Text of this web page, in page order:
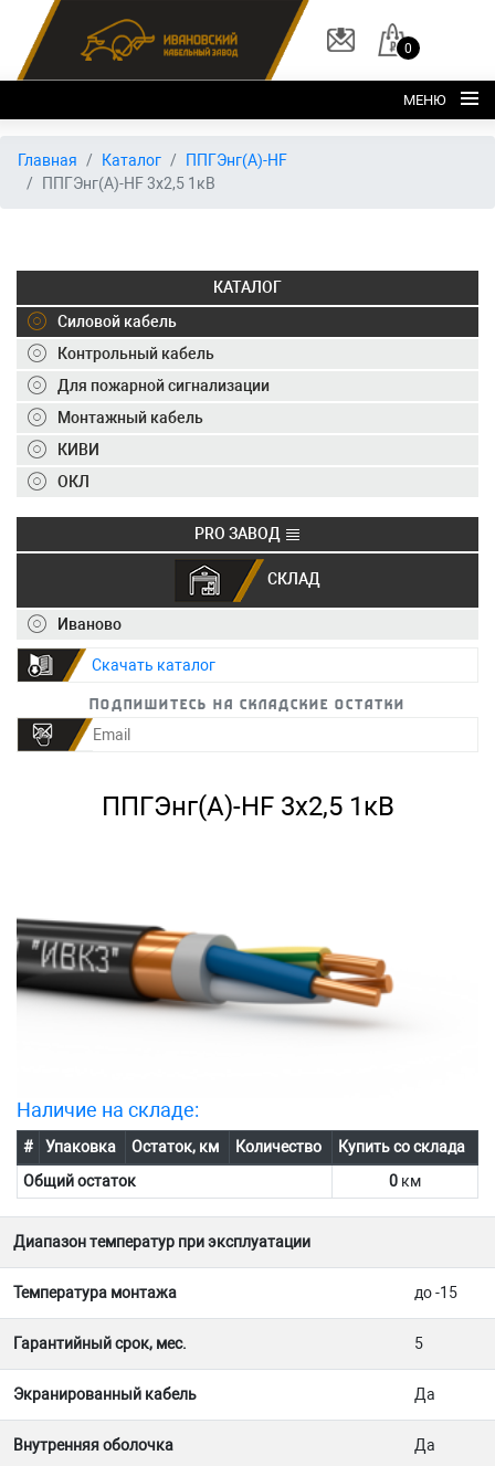
0
МЕНЮ
Главная
О заводе
Склад
ОКЛ
Вакансии
Контакты
+7 (495) 150-40-20
info@ivkz.ru
Главная Каталог
ППГЭнг(А)-HF
ППГЭнг(А)-HF 3х2,5 1кВ
КАТАЛОГ
Силовой кабель
Контрольный кабель
Для пожарной сигнализации
Монтажный кабель
КИВИ
ОКЛ
PRO ЗАВОД
СКЛАД
Иваново
Скачать каталог
Подпишитесь на складские остатки
ППГЭнг(А)-HF 3х2,5 1кВ
Наличие на складе:
# Упаковка Остаток, км Количество
Купить со склада
Общий остаток
0 км
Диапазон температур при эксплуатации
Температура монтажа до -15
Гарантийный срок, мес. 5
Экранированный кабель Да
Внутренняя оболочка Да